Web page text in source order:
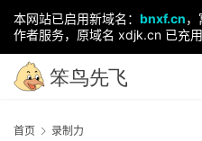
本网站已启用新域名： bnxf.cn，
作者服务，原域名 xdjk.cn 已充用
首页 录制力